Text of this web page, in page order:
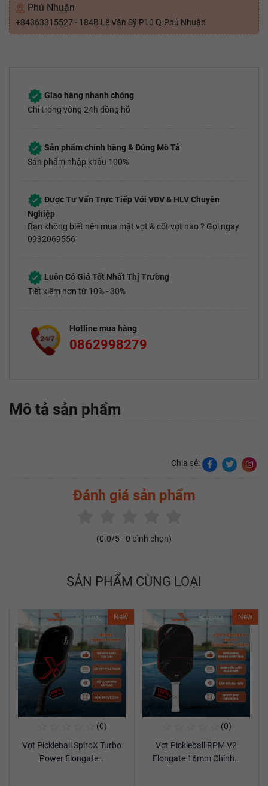
Phú Nhuận
+84363315527 - 184B Lê Văn Sỹ P10 Q.Phú Nhuận
Giao hàng nhanh chóng
Chỉ trong vòng 24h đồng hồ
Sản phẩm chính hãng & Đúng Mô Tả
Sản phẩm nhập khẩu 100%
Được Tư Vấn Trực Tiếp Với VĐV & HLV Chuyên
Nghiệp
Bạn không biết nên mua mặt vợt & cốt vợt nào ? Gọi ngay
0932069556
Luôn Có Giá Tốt Nhất Thị Trường
Tiết kiệm hơn từ 10% - 30%
Hotline mua hàng
0862998279
Mô tả sản phẩm
Chia sẻ:
Đánh giá sản phẩm
(0.0/5 - 0 bình chọn)
SẢN PHẨM CÙNG LOẠI
New
Xem chi tiết
(0)
Vợt Pickleball SpiroX Turbo
Power Elongate…
New
(0)
Vợt Pickleball RPM V2
Elongate 16mm Chính…